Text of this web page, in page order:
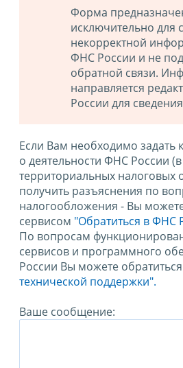
Форма
исключительно для
некорректной
ФНС России и не
обратной связи.
направляется
России для
Если Вам необходимо задать
о деятельности ФНС России
территориальных налоговых
получить разъяснения по
налогообложения - Вы
сервисом "Обратиться в ФНС
По вопросам
сервисов и программного
России Вы можете
технической поддержки".
Ваше сообщение: